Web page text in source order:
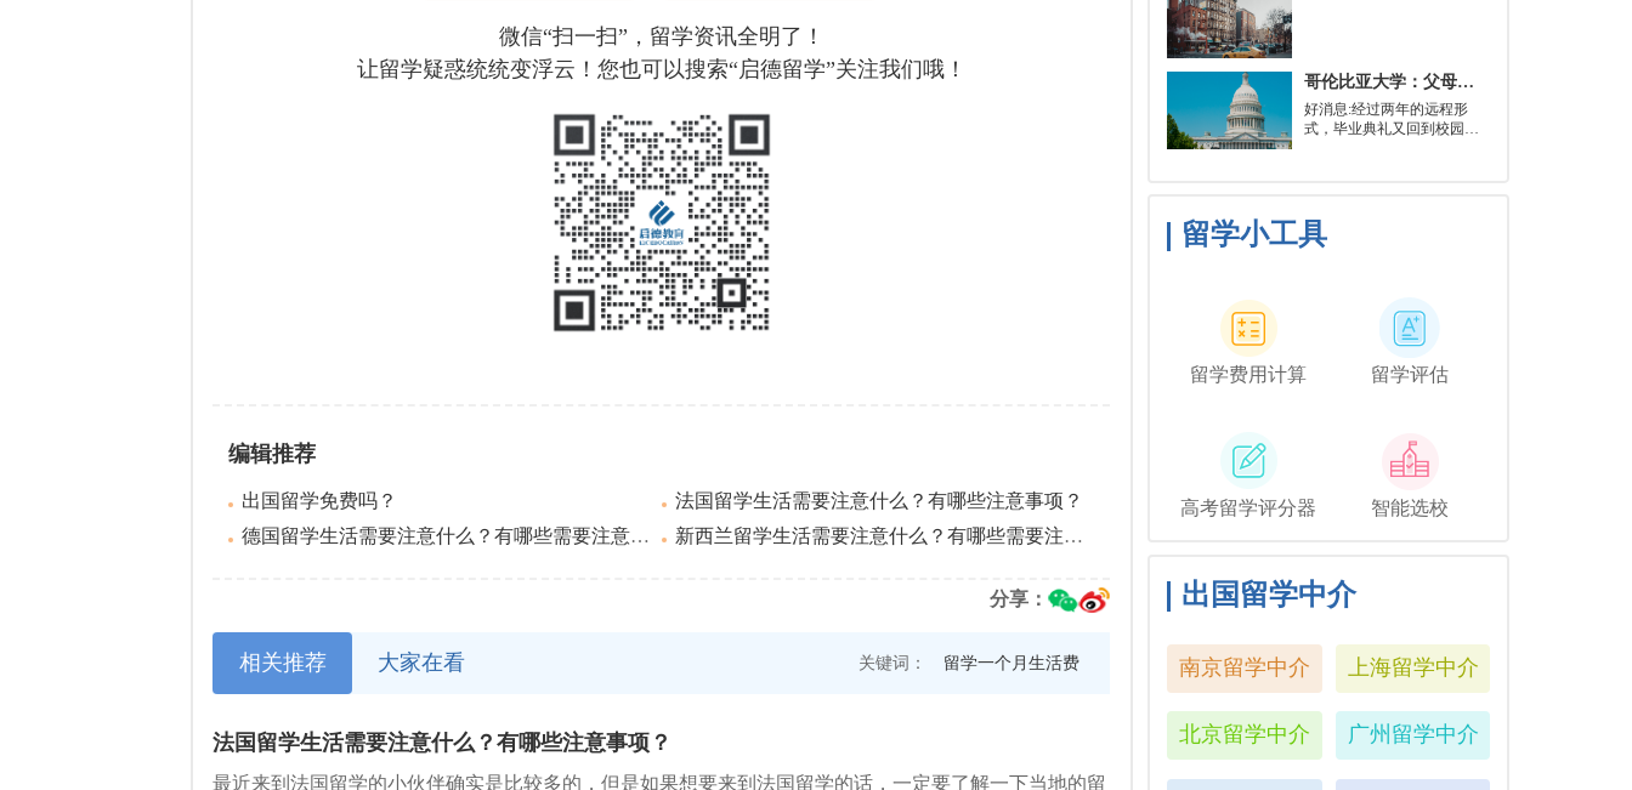
微信“扫一扫”，留学资讯全明了！
让留学疑惑统统变浮云！您也可以搜索“启德留学”关注我们哦！
编辑推荐
出国留学免费吗？
法国留学生活需要注意什么？有哪些注意事项？
德国留学生活需要注意什么？有哪些需要注意的？
新西兰留学生活需要注意什么？有哪些需要注意的？
分享：
相关推荐 大家在看 关键词： 留学一个月生活费
法国留学生活需要注意什么？有哪些注意事项？
​最近来到法国留学的小伙伴确实是比较多的，但是如果想要来到法国留学的话，一定要了解一下当地的留
哥伦比亚大学：父母参加毕业典礼可以做什么？
好消息:经过两年的远程形
式，毕业典礼又回到校园了!
旅行，或者如果你想和你的
朋友们共度时光，也许你可
留学小工具
留学费用计算 留学评估
高考留学评分器 智能选校
出国留学中介
南京留学中介 上海留学中介
北京留学中介 广州留学中介